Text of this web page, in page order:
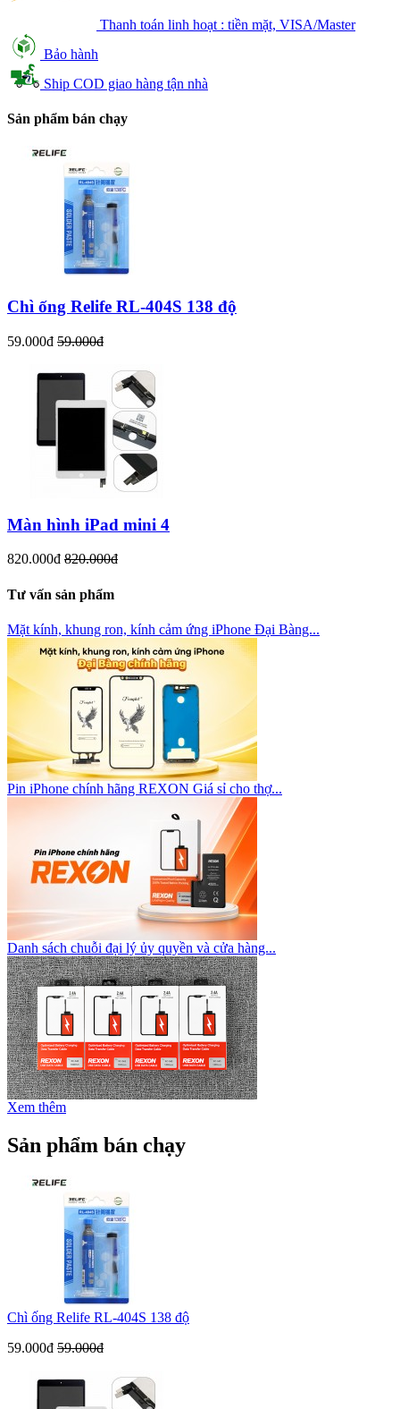
Thanh toán linh hoạt : tiền mặt, VISA/Master
Bảo hành
Ship COD giao hàng tận nhà
Sản phẩm bán chạy
Chì ống Relife RL-404S 138 độ
59.000đ 59.000đ
Màn hình iPad mini 4
820.000đ 820.000đ
Tư vấn sản phẩm
Mặt kính, khung ron, kính cảm ứng iPhone Đại Bàng...
Pin iPhone chính hãng REXON Giá sỉ cho thợ...
Danh sách chuỗi đại lý ủy quyền và cửa hàng...
Xem thêm
Sản phẩm bán chạy
Chì ống Relife RL-404S 138 độ
59.000đ 59.000đ